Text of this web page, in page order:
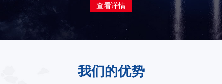
查看详情
我们的优势